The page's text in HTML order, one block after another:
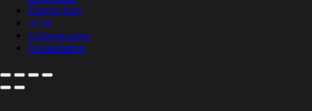
Datenschutz
AGB
Zahlungsarten
Versandarten